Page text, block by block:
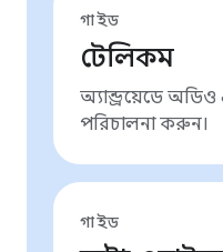
গাইড
টেলিকম
অ্যান্ড্রয়েডে
পরিচালনা করুন।
গাইড